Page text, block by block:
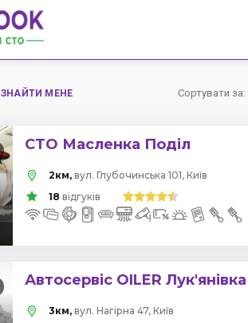
ЗНАЙТИ МЕНЕ Сортувати за:
СТО Масленка Поділ
2км, вул. Глубочинська 101, Київ
18 відгуків
Автосервіс OILER Лук'янівка
3км, вул. Нагірна 47, Київ